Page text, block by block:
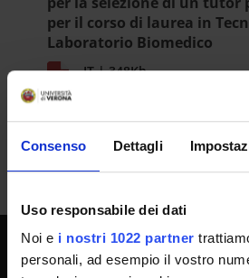
Consenso Dettagli
Uso responsabile dei dati
Noi e i nostri 1022 partner
personali, ad esempio il vostro
per il corso di laurea in
Laboratorio Biomedico
IT | 348Kb
SPORTELLO ATENEO